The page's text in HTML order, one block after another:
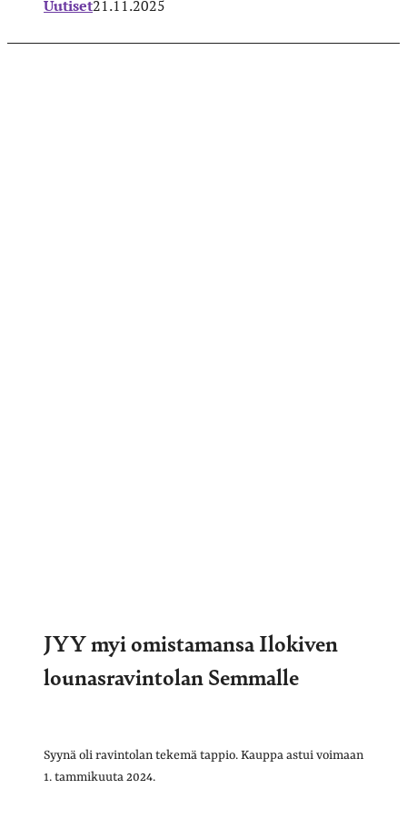
Uutiset21.11.2025
JYY myi omistamansa Ilokiven
lounasravintolan Semmalle
Syynä oli ravintolan tekemä tappio. Kauppa astui voimaan
1. tammikuuta 2024.